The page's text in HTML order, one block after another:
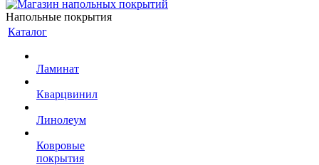
Напольные покрытия
Каталог
Ламинат
Кварцвинил
Линолеум
Ковровые
покрытия